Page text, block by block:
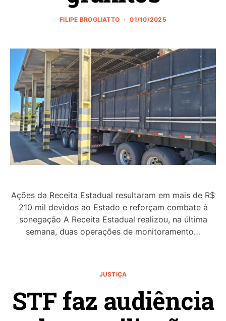
FILIPE BROGLIATTO 01/10/2025
Ações da Receita Estadual resultaram em mais de R$
210 mil devidos ao Estado e reforçam combate à
sonegação A Receita Estadual realizou, na última
semana, duas operações de monitoramento…
JUSTIÇA
STF faz audiência